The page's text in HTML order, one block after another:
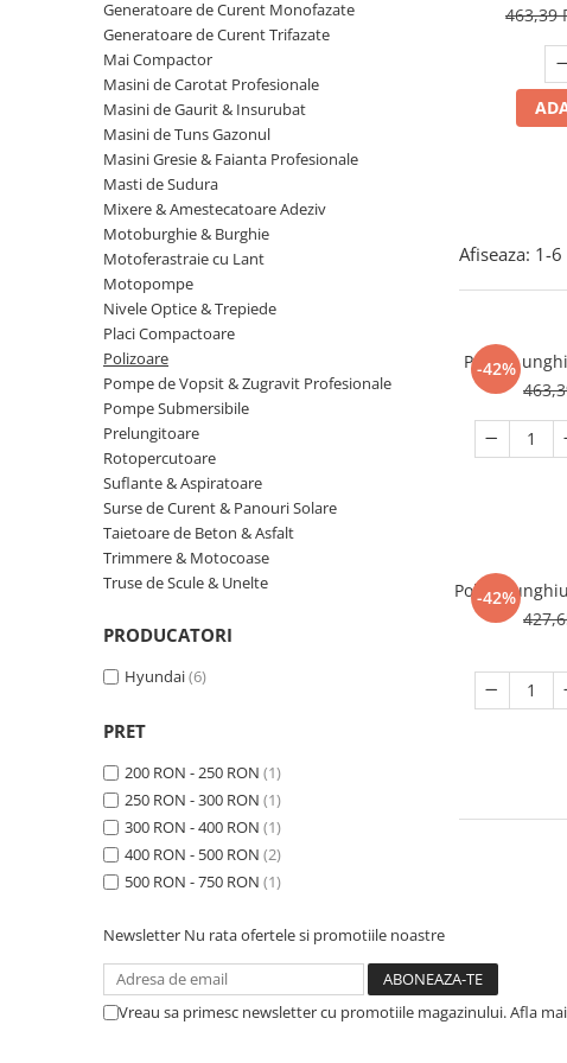
Aragazuri - cuptor electric
Aragazuri - cuptor gaz
Aragazuri Rustice
Plite pe gaz
Plite pe inductie
Plite vitroceramice
Articole Sanitare
Clesti & foarfece gradina
Convectoare
Cuptoare cu microunde
Cuptoare cu microunde
incorporabile
Cuptoare electrice
Cuptoare incorporabile
Deshidratoare carne & fructe &
Electrocasnice mici
Aparate de vidat
Espressoare & Cafetiere
Friteuze aer cald
Gratare Electrice
Masini de gheata
Masini de tocat carne
Masini de umplut carnati
Mixere bucatarie
Roboti de bucatarie
Statii de calcat
Laser nivel
Masini de Gaurit & Insurubat
Masini de gaurit fixe & banc
Masini de Polisat
Masti de sudura
Mixere & Amestecatoare Mortar
Motoare Electrice
Pistoale Aer Cald
Prelungitoare
Redresoare Auto
Rindele & Abricuri
Rotopercutoare
Vibratoare beton
Prese Hidraulice
Truse & Seturi Surubelnite
Unelte de mana
Chei pentru tevi & conducte
Clesti Pentru Nituri
Masini de Tuns Gazonul
Masini Gresie & Faianta
Profesionale
Ventuze Vaccum
Masti de Sudura
Mixere & Amestecatoare Adeziv
Motoburghie & Burghie
Motoferastraie cu Lant
Motopompe
Nivele Optice & Trepiede
Placi Compactoare
Pompe de Vopsit & Zugravit
Profesionale
Pompe Submersibile
Prelungitoare
Rotopercutoare
Taietoare de Beton & Asfalt
Trimmere & Motocoase
Truse de Scule & Unelte
Generatoare de Curent Monofazate
Generatoare de Curent Trifazate
Mai Compactor
Masini de Carotat Profesionale
Masini de Gaurit & Insurubat
Masini de Tuns Gazonul
Masini Gresie & Faianta Profesionale
Masti de Sudura
Mixere & Amestecatoare Adeziv
Motoburghie & Burghie
Motoferastraie cu Lant
Motopompe
Nivele Optice & Trepiede
Placi Compactoare
Polizoare
Pompe de Vopsit & Zugravit Profesionale
Pompe Submersibile
Prelungitoare
Rotopercutoare
Suflante & Aspiratoare
Surse de Curent & Panouri Solare
Taietoare de Beton & Asfalt
Trimmere & Motocoase
Truse de Scule & Unelte
PRODUCATORI
Hyundai(6)
PRET
200 RON - 250 RON (1)
250 RON - 300 RON (1)
300 RON - 400 RON (1)
400 RON - 500 RON (2)
500 RON - 750 RON (1)
463,39
Afiseaza: 1-6
-42%
Polizor
-42%
Polizor
Newsletter Nu rata ofertele si promotiile noastre
Vreau sa primesc newsletter cu promotiile magazinului. Afla